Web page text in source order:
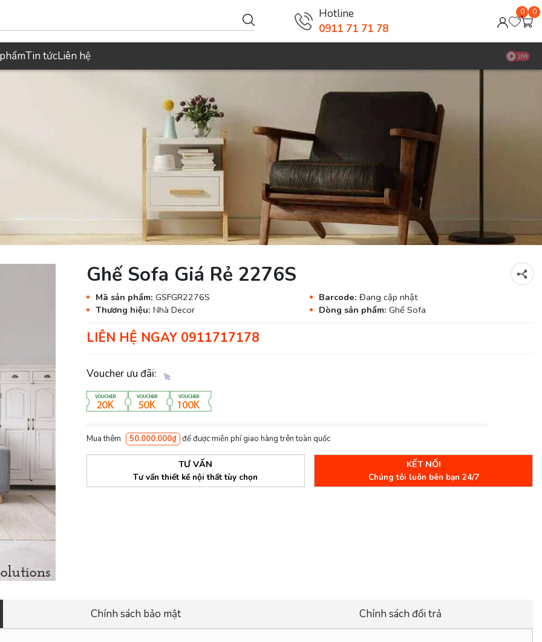
Hotline
0911 71 71 78
0 0
Tin tứcLiên hệ
Ghế Sofa Giá Rẻ 2276S
Mã sản phẩm: GSFGR2276S Barcode: Đang cập nhật
Thương hiệu: Nhà Decor Dòng sản phẩm: Ghế Sofa
LIÊN HỆ NGAY 0911717178
Voucher ưu đãi:
Mua thêm 50.000.000₫ để được miễn phí giao hàng trên toàn quốc
TƯ VẤN
Tư vấn thiết kế nội thất tùy chọn
KẾT NỐI
Chúng tôi luôn bên bạn 24/7
Chính sách bảo mật Chính sách đổi trả